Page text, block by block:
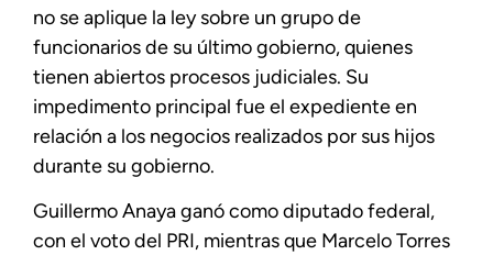
no se aplique la ley sobre un grupo de
funcionarios de su último gobierno, quienes
tienen abiertos procesos judiciales. Su
impedimento principal fue el expediente en
relación a los negocios realizados por sus hijos
durante su gobierno.
Guillermo Anaya ganó como diputado federal,
con el voto del PRI, mientras que Marcelo Torres